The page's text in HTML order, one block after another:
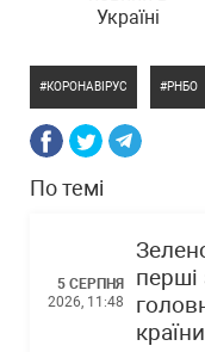
КОРОНАВІРУС РНБО
По темі
5 СЕРПНЯ
2026, 11:48